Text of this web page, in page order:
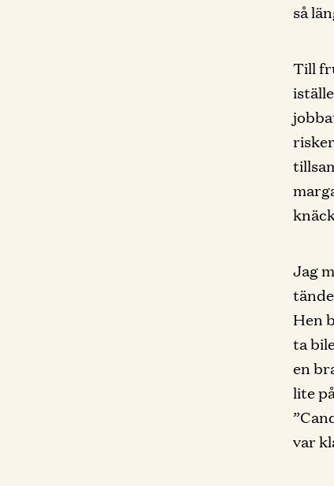
så
Till
Jag
Hen
ta
en
lite
var